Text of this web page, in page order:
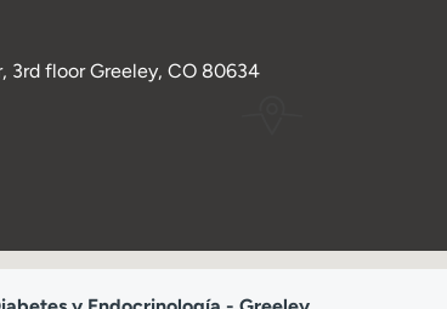
3rd floor Greeley, CO 80634